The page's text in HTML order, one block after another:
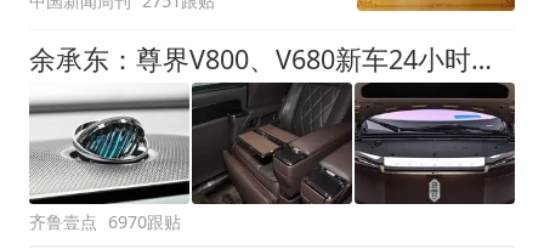
余承东：尊界V800、V680新车24小时大定突破3500台
齐鲁壹点 6970跟贴